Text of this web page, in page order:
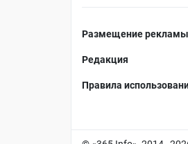
Размещение рекламы
Редакция
Правила